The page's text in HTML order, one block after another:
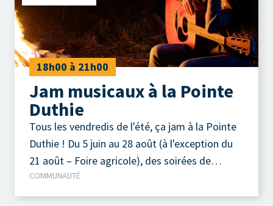
18h00 à 21h00
Jam musicaux à la Pointe
Duthie
Tous les vendredis de l'été, ça jam à la Pointe
Duthie ! Du 5 juin au 28 août (à l'exception du
21 août – Foire agricole), des soirées de
musique acoustique autour d'un feu de camp
sont organisées chaque vendredi soir.
COMMUNAUTÉ